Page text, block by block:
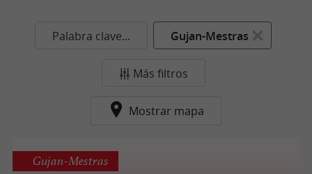
Palabra clave... Gujan-Mestras
Más filtros
Mostrar mapa
Gujan-Mestras